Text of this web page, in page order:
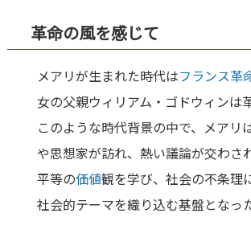
革命の風を感じて
メアリが生まれた時代はフランス革
女の父親ウィリアム・ゴドウィンは
このような時代背景の中で、メア
や思想家が訪れ、熱い議論が交わさ
平等の価値観を学び、社会の不条理
社会的テーマを織り込む基盤となっ